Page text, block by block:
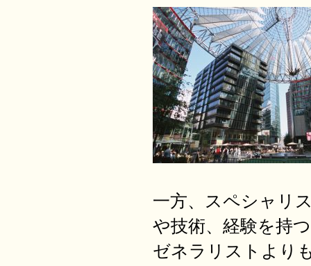
一方、スペシャリ
や技術、経験を持
ゼネラリストより